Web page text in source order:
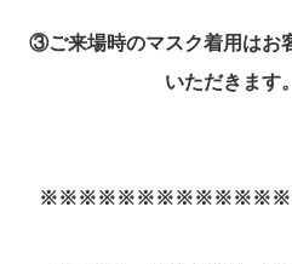
③ご来場時のマスク着用はお
いただき